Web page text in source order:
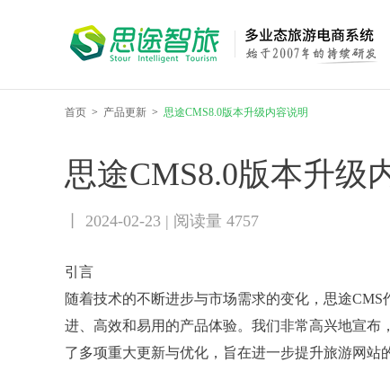
首页 > 产品更新 > 思途CMS8.0版本升级内容说明
思途CMS8.0版本升级
丨 2024-02-23 | 阅读量 4757
引言
随着技术的不断进步与市场需求的变化，思途
进、高效和易用的产品体验。我们非常高兴地宣布
了多项重大更新与优化，旨在进一步提升旅游网站